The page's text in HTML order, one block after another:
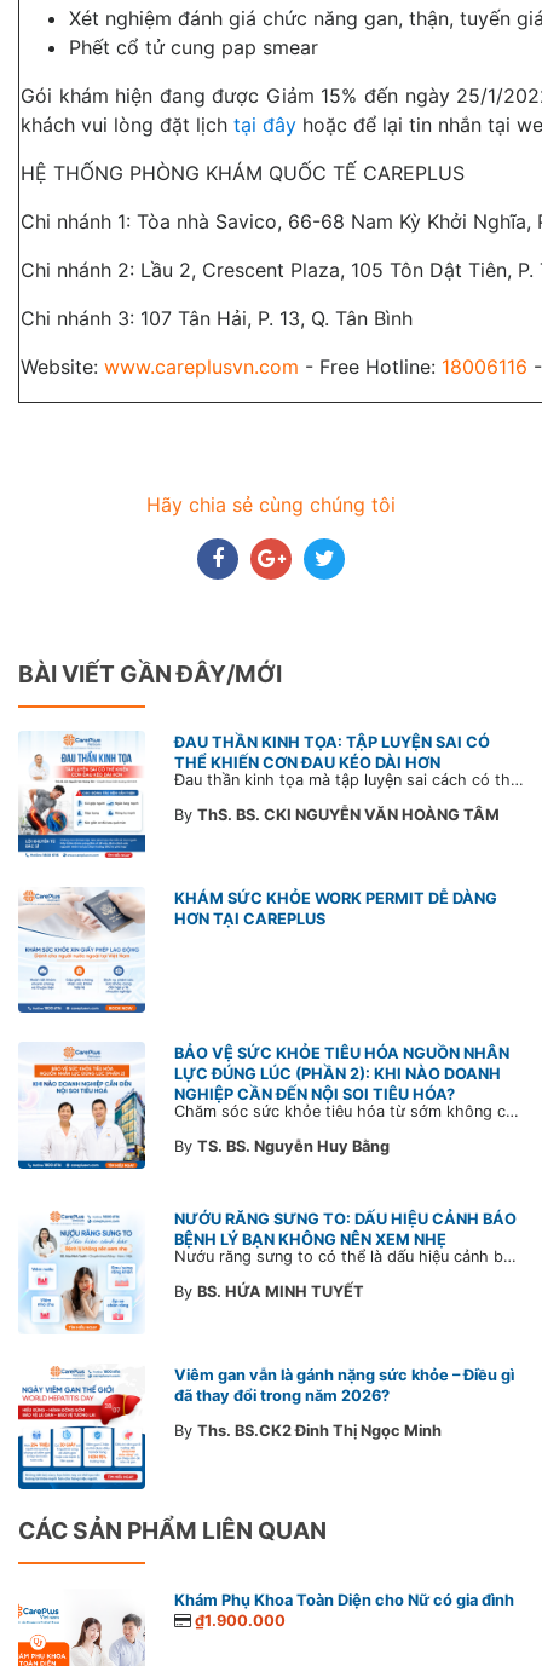
Xét nghiệm đánh giá chức năng gan, thận, tuyến
Phết cổ tử cung pap smear
Gói khám hiện đang được Giảm 15% đến ngày 25/1/
khách vui lòng đặt lịch tại đây hoặc để lại tin nhắn tại
HỆ THỐNG PHÒNG KHÁM QUỐC TẾ CAREPLUS
Chi nhánh 1: Tòa nhà Savico, 66-68 Nam Kỳ Khởi Nghĩa,
Chi nhánh 2: Lầu 2, Crescent Plaza, 105 Tôn Dật Tiên, P.
Chi nhánh 3: 107 Tân Hải, P. 13, Q. Tân Bình
Website: www.careplusvn.com - Free Hotline: 18006116
Hãy chia sẻ cùng chúng tôi
BÀI VIẾT GẦN ĐÂY/MỚI
ĐAU THẦN KINH TỌA: TẬP LUYỆN SAI CÓ
THỂ KHIẾN CƠN ĐAU KÉO DÀI HƠN
Đau thần kinh tọa mà tập luyện sai cách có thể khiến cơn đau trở nặng và kéo dài thời gian hồi phục. Tham khảo chia sẻ của Bác sĩ CarePlus để nắm các động tác cần tránh và có góc nhìn đúng về phương pháp điều trị phù hợp trong bài viết sau.
By ThS. BS. CKI NGUYỄN VĂN HOÀNG TÂM
KHÁM SỨC KHỎE WORK PERMIT DỄ DÀNG
HƠN TẠI CAREPLUS
BẢO VỆ SỨC KHỎE TIÊU HÓA NGUỒN NHÂN
LỰC ĐÚNG LÚC (PHẦN 2): KHI NÀO DOANH
NGHIỆP CẦN ĐẾN NỘI SOI TIÊU HÓA?
Chăm sóc sức khỏe tiêu hóa từ sớm không chỉ giúp phát hiện bệnh kịp thời mà còn góp phần xây dựng đội ngũ khỏe mạnh, ổn định và gắn bó lâu dài. CarePlus sẵn sàng đồng hành cùng doanh nghiệp trong việc thiết kế chương trình chăm sóc sức khỏe phù hợp theo từng nhân sự, nhằm tối ưu hiệu quả đầu tư phúc lợi và phát triển nguồn nhân lực bền vững.
By TS. BS. Nguyễn Huy Bằng
NƯỚU RĂNG SƯNG TO: DẤU HIỆU CẢNH BÁO
BỆNH LÝ BẠN KHÔNG NÊN XEM NHẸ
Nướu răng sưng to có thể là dấu hiệu cảnh báo bệnh lý răng miệng. Cùng Bác sĩ CarePlus tìm hiểu nguyên nhân, triệu chứng và thời điểm cần đi khám bác sĩ trong bài viết dưới đây.
By BS. HỨA MINH TUYẾT
Viêm gan vẫn là gánh nặng sức khỏe – Điều gì
đã thay đổi trong năm 2026?
By Ths. BS.CK2 Đinh Thị Ngọc Minh
CÁC SẢN PHẨM LIÊN QUAN
Khám Phụ Khoa Toàn Diện cho Nữ có gia đình
₫1.900.000